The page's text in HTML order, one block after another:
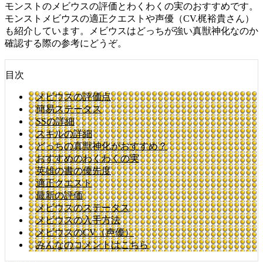
モンストのメビウスの評価とわくわくの実のおすすめです。
モンストメビウスの適正クエストや声優（CV.梶裕貴さん）
も紹介しています。メビウスはどっちが強い真獣神化なのか
確認する際の参考にどうぞ。
目次
メビウスの評価点
簡易ステータス
SSの詳細
スキルの詳細
どっちの真獣神化がおすすめ？
おすすめのわくわくの実
英雄の書の優先度
適正クエスト
最新の評価
メビウスのステータス
メビウスの入手方法
メビウスのCV（声優）
みんなのコメントはこちら